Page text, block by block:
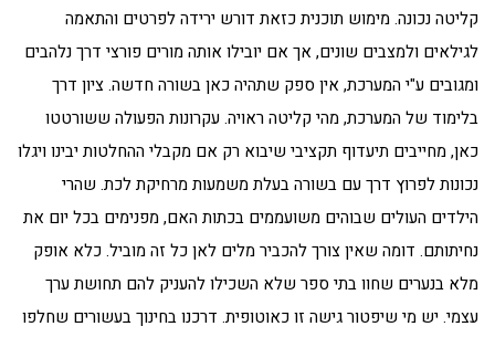
קליטה נכונה. מימוש תוכנית כזאת דורש ירידה לפרטים והתאמה
לגילאים ולמצבים שונים, אך אם יובילו אותה מורים פורצי דרך נלהבים
ומגובים ע"י המערכת, אין ספק שתהיה כאן בשורה חדשה. ציון דרך
בלימוד של המערכת, מהי קליטה ראויה. עקרונות הפעולה ששורטטו
כאן, מחייבים תיעדוף תקציבי שיבוא רק אם מקבלי ההחלטות יבינו ויגלו
נכונות לפרוץ דרך עם בשורה בעלת משמעות מרחיקת לכת. שהרי
הילדים העולים שבוהים משועממים בכתות האם, מפנימים בכל יום את
נחיתותם. דומה שאין צורך להכביר מלים לאן כל זה מוביל. כלא אופק
מלא בנערים שחוו בתי ספר שלא השכילו להעניק להם תחושת ערך
עצמי. יש מי שיפטור גישה זו כאוטופית. דרכנו בחינוך בעשורים שחלפו